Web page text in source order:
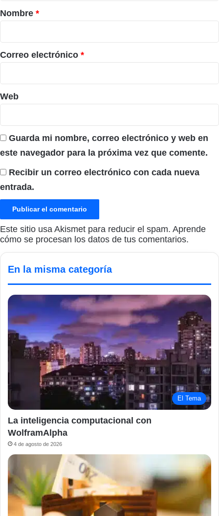
r
i
o
*
Nombre *
Correo electrónico *
Web
Guarda mi nombre, correo electrónico y web en
este navegador para la próxima vez que comente.
Recibir un correo electrónico con cada nueva
entrada.
Este sitio usa Akismet para reducir el spam. Aprende
cómo se procesan los datos de tus comentarios.
En la misma categoría
El Tema
La inteligencia computacional con
WolframAlpha
4 de agosto de 2026